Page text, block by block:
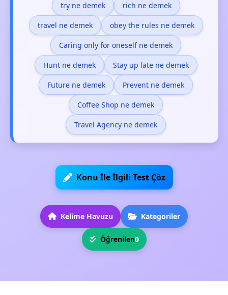
try ne demek rich ne demek
travel ne demek obey the rules ne demek
Caring only for oneself ne demek
Hunt ne demek Stay up late ne demek
Future ne demek Prevent ne demek
Coffee Shop ne demek
Travel Agency ne demek
Konu İle İlgili Test Çöz
Kelime Havuzu Kategoriler
Öğrenilen0